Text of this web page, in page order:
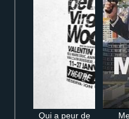
Qui a peur de